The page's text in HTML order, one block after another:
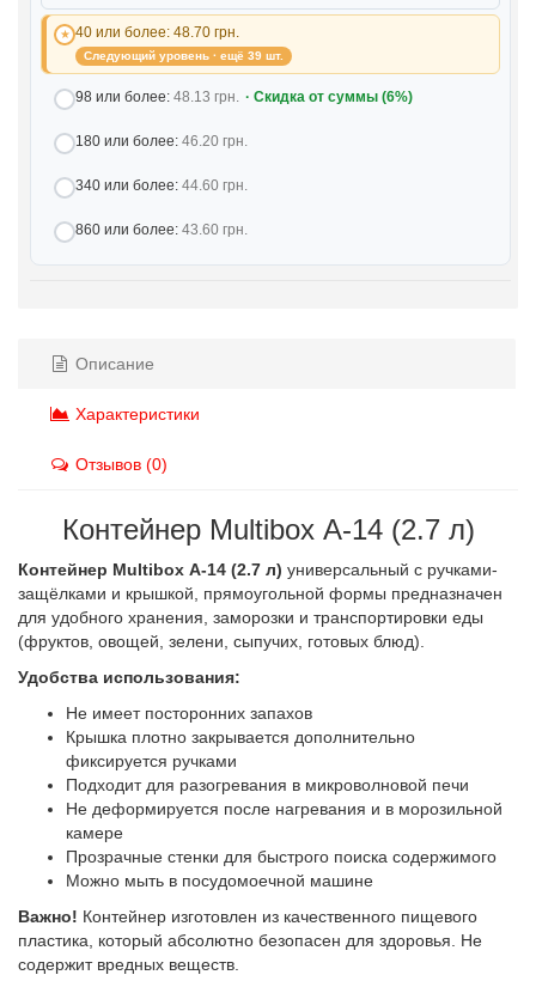
40 или более: 48.70 грн.
Следующий уровень · ещё 39 шт.
98 или более: 48.13 грн. · Скидка от суммы (6%)
180 или более: 46.20 грн.
340 или более: 44.60 грн.
860 или более: 43.60 грн.
Описание
Характеристики
Отзывов (0)
Контейнер Multibox А-14 (2.7 л)
Контейнер Multibox А-14 (2.7 л) универсальный с ручками-
защёлками и крышкой, прямоугольной формы предназначен
для удобного хранения, заморозки и транспортировки еды
(фруктов, овощей, зелени, сыпучих, готовых блюд).
Удобства использования:
Не имеет посторонних запахов
Крышка плотно закрывается дополнительно
фиксируется ручками
Подходит для разогревания в микроволновой печи
Не деформируется после нагревания и в морозильной
камере
Прозрачные стенки для быстрого поиска содержимого
Можно мыть в посудомоечной машине
Важно! Контейнер изготовлен из качественного пищевого
пластика, который абсолютно безопасен для здоровья. Не
содержит вредных веществ.